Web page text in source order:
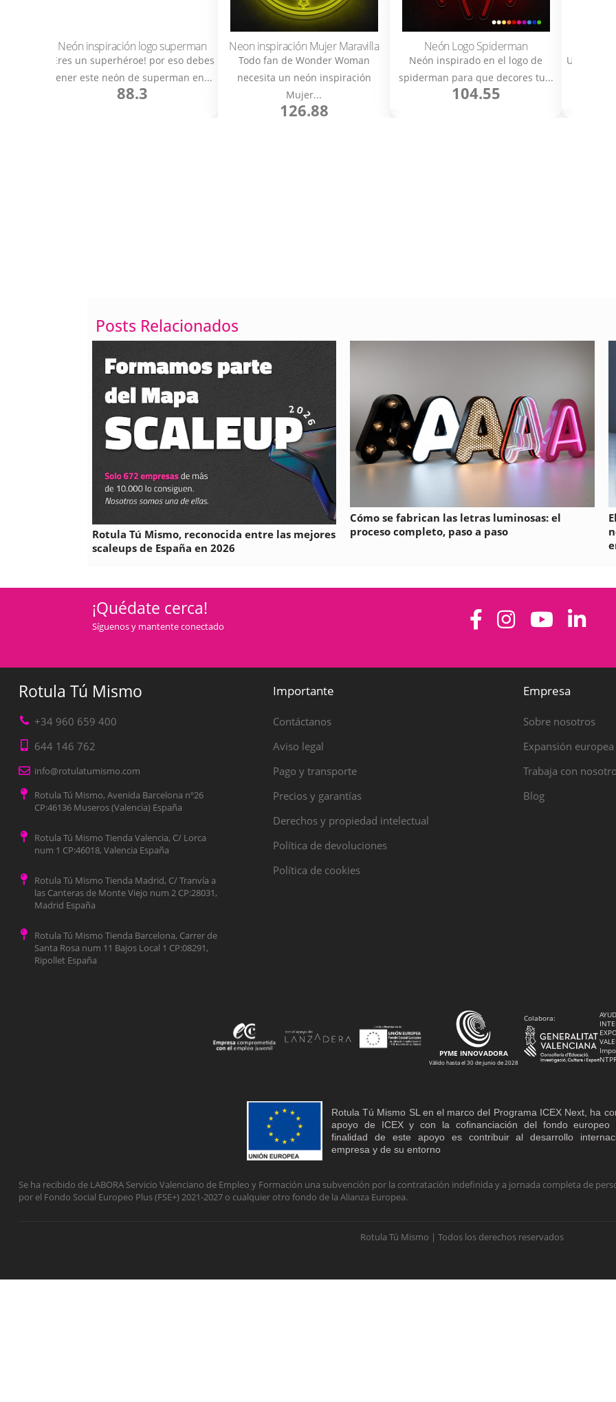
Neón inspiración logo superman
¡Eres un superhéroe! por eso debes
tener este neón de superman en...
88.3
Neon inspiración Mujer Maravilla
Todo fan de Wonder Woman
necesita un neón inspiración
Mujer...
126.88
Neón Logo Spiderman
Neón inspirado en el logo de
spiderman para que decores tu...
104.55
Un regalo
Posts Relacionados
Rotula Tú Mismo, reconocida entre las mejores
scaleups de España en 2026
Cómo se fabrican las letras luminosas: el
proceso completo, paso a paso
¡Quédate cerca!
Síguenos y mantente conectado
Rotula Tú Mismo
+34 960 659 400
644 146 762
info@rotulatumismo.com
Rotula Tú Mismo, Avenida Barcelona nº26
CP:46136 Museros (Valencia) España
Rotula Tú Mismo Tienda Valencia, C/ Lorca
num 1 CP:46018, Valencia España
Rotula Tú Mismo Tienda Madrid, C/ Tranvía a
las Canteras de Monte Viejo num 2 CP:28031,
Madrid España
Rotula Tú Mismo Tienda Barcelona, Carrer de
Santa Rosa num 11 Bajos Local 1 CP:08291,
Ripollet España
Importante
Contáctanos
Aviso legal
Pago y transporte
Precios y garantías
Derechos y propiedad intelectual
Política de devoluciones
Política de cookies
Empresa
Sobre nosotros
Expansión europea
Trabaja con
Blog
PYME INNOVADORA
Válido hasta el 30 de junio de 2028
Colabora:
Rotula Tú Mismo SL en el marco del Programa ICEX Next, ha
apoyo de ICEX y con la cofinanciación del fondo europeo
finalidad de este apoyo es contribuir al desarrollo
empresa y de su entorno
Se ha recibido de LABORA Servicio Valenciano de Empleo y Formación una subvención por la contratación indefinida y a jornada completa de
por el Fondo Social Europeo Plus (FSE+) 2021-2027 o cualquier otro fondo de la Alianza Europea.
Rotula Tú Mismo | Todos los derechos reservados